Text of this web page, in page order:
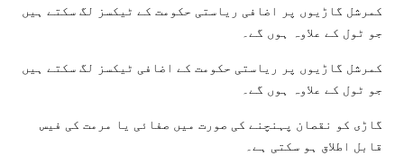
کمرشل گاڑیوں پر اضافی ریاستی حکومت کے ٹیکسز لگ سکتے ہیں
جو ٹول کے علاوہ ہوں گے۔
کمرشل گاڑیوں پر ریاستی حکومت کے اضافی ٹیکسز لگ سکتے ہیں
جو ٹول کے علاوہ ہوں گے۔
گاڑی کو نقصان پہنچنے کی صورت میں صفائی یا مرمت کی فیس
قابل اطلاق ہو سکتی ہے۔